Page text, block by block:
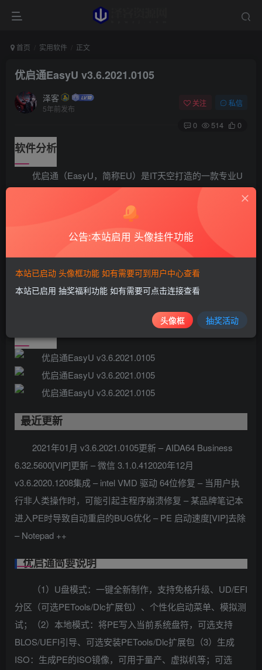
首页 实用软件 正文
优启通EasyU v3.6.2021.0105
泽客
5年前发布
关注 私信
0 514 0
软件分析
优启通（EasyU，简称EU）是IT天空打造的一款专业U
BIOS（Legacy）与UEFI双启动模式，在支持主流硬件基础
上，同时兼容早期多数旧硬件。整合各种装机必备工具，并
结合IT天空数款自研软件，有效提高系统安装效率。U盘PE
使用者对数据的各项操作。优启通定位于一线装机技术员、
系统工程师和系统维护人员。
最近更新
2021年01月 v3.6.2021.0105更新 – AIDA64 Business
6.32.5600[VIP]更新 – 微信 3.1.0.412020年12月
v3.6.2020.1208集成 – intel VMD 驱动 64位修复 – 当用户执
行非人类操作时，可能引起主程序崩溃修复 – 某品牌笔记本
进入PE时导致自动重启的BUG优化 – PE 启动速度[VIP]去除
– Notepad ++
优启通简要说明
（1）U盘模式：一键全新制作，支持免格升级、UD/EFI
分区（可选PETools/Dlc扩展包）、个性化启动菜单、模拟测
试；（2）本地模式：将PE写入当前系统盘符，可选支持
BLOS/UEFI引导、可选安装PETools/Dlc扩展包（3）生成
ISO：生成PE的ISO镜像，可用于量产、虚拟机等；可选
公告:本站启用 头像挂件功能
本站已启动 头像框功能 如有需要可到用户中心查看
本站已启用 抽奖福利功能 如有需要可点击连接查看
头像框 抽奖活动